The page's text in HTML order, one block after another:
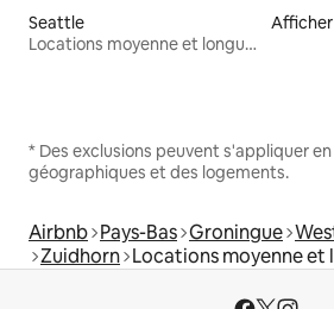
Seattle
Locations moyenne et longue durée
* Des exclusions peuvent s'appliquer
géographiques et des logements.
Airbnb Pays-Bas Groningue
Zuidhorn Locations moyenne et